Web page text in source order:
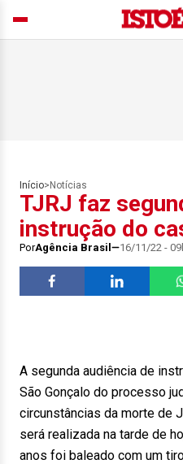
Início> Notícias
TJRJ faz
instrução do
PorAgência Brasil 16/11/22 -
A segunda audiência de
São Gonçalo do processo
circunstâncias da morte de
será realizada na tarde de
anos foi baleado com um